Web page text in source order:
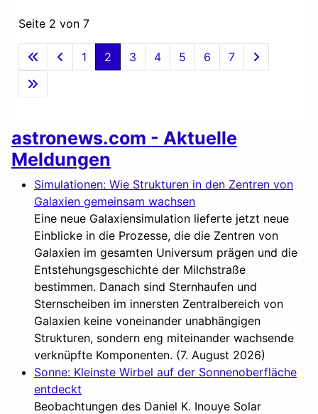
Seite 2 von 7
1 2 3 4 5 6 7
astronews.com - Aktuelle
Meldungen
Simulationen: Wie Strukturen in den Zentren von
Galaxien gemeinsam wachsen
Eine neue Galaxiensimulation lieferte jetzt neue
Einblicke in die Prozesse, die die Zentren von
Galaxien im gesamten Universum prägen und die
Entstehungsgeschichte der Milchstraße
bestimmen. Danach sind Sternhaufen und
Sternscheiben im innersten Zentralbereich von
Galaxien keine voneinander unabhängigen
Strukturen, sondern eng miteinander wachsende
verknüpfte Komponenten. (7. August 2026)
Sonne: Kleinste Wirbel auf der Sonnenoberfläche
entdeckt
Beobachtungen des Daniel K. Inouye Solar